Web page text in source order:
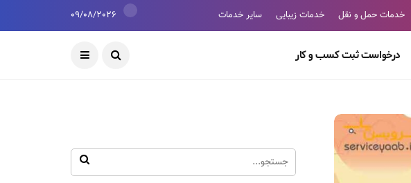
خدمات حمل و نقل خدمات زیبایی سایر خدمات 09/08/2026
درخواست ثبت کسب و کار